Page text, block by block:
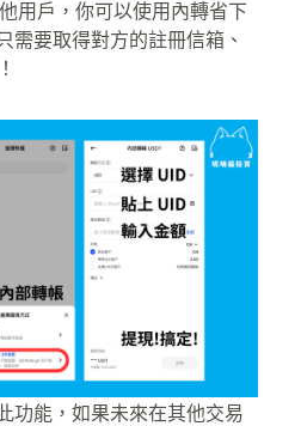
用戶，你可以使用內轉省下
需要取得對方的註冊信箱、
功能，如果未來在其他交易